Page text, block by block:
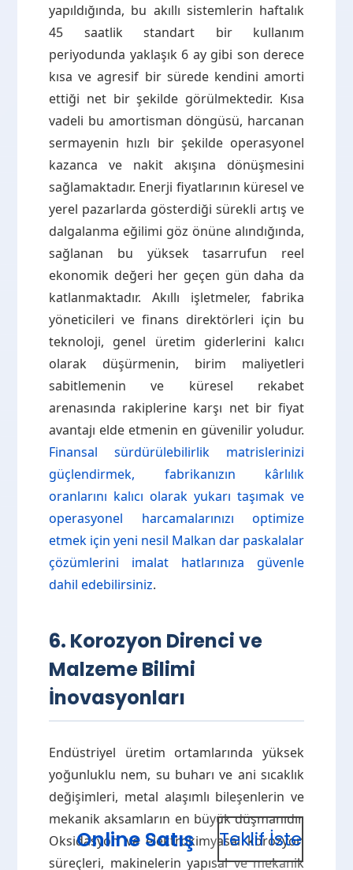
yapıldığında, bu akıllı sistemlerin haftalık
45 saatlik standart bir kullanım
periyodunda yaklaşık 6 ay gibi son derece
kısa ve agresif bir sürede kendini amorti
ettiği net bir şekilde görülmektedir. Kısa
vadeli bu amortisman döngüsü, harcanan
sermayenin hızlı bir şekilde operasyonel
kazanca ve nakit akışına dönüşmesini
sağlamaktadır. Enerji fiyatlarının küresel ve
yerel pazarlarda gösterdiği sürekli artış ve
dalgalanma eğilimi göz önüne alındığında,
sağlanan bu yüksek tasarrufun reel
ekonomik değeri her geçen gün daha da
katlanmaktadır. Akıllı işletmeler, fabrika
yöneticileri ve finans direktörleri için bu
teknoloji, genel üretim giderlerini kalıcı
olarak düşürmenin, birim maliyetleri
sabitlemenin ve küresel rekabet
arenasında rakiplerine karşı net bir fiyat
avantajı elde etmenin en güvenilir yoludur.
Finansal sürdürülebilirlik matrislerinizi
güçlendirmek, fabrikanızın kârlılık
oranlarını kalıcı olarak yukarı taşımak ve
operasyonel harcamalarınızı optimize
etmek için yeni nesil Malkan dar paskalalar
çözümlerini imalat hatlarınıza güvenle
dahil edebilirsiniz.
6. Korozyon Direnci ve
Malzeme Bilimi
İnovasyonları
Endüstriyel üretim ortamlarında yüksek
yoğunluklu nem, su buharı ve ani sıcaklık
değişimleri, metal alaşımlı bileşenlerin ve
mekanik aksamların en büyük düşmanıdır.
Oksidasyon ve elektrokimyasal korozyon
süreçleri, makinelerin yapısal ve mekanik
Online Satış Teklif İste